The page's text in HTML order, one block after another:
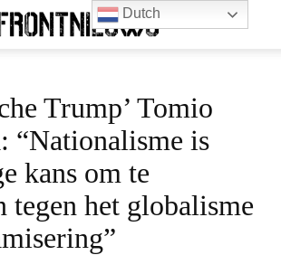
Trump’ Tomio
“Nationalisme is
kans om te
tegen het globalisme
Dutch